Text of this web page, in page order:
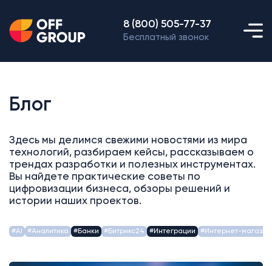
8 (800) 505-77-37
Бесплатный звонок
Блог
Здесь мы делимся свежими новостями из мира
технологий, разбираем кейсы, рассказываем о
трендах разработки и полезных инструментах.
Вы найдете практические советы по
цифровизации бизнеса, обзоры решений и
истории наших проектов.
#AI #Аналитика #Банки #Битрикс24 #Интеграции #Интернет-